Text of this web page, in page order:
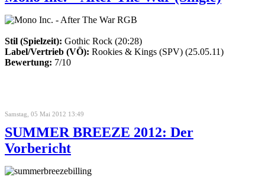
Stil (Spielzeit): Gothic Rock (20:28)
Label/Vertrieb (VÖ): Rookies & Kings (SPV) (25.05.11)
Bewertung: 7/10
Samstag, 05 Mai 2012 13:49
SUMMER BREEZE 2012: Der
Vorbericht